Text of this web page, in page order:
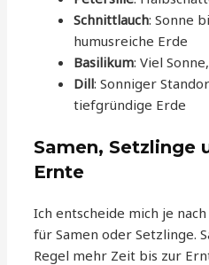
Schnittlauch: Sonne
humusreiche Erde
Basilikum: Viel
Dill: Sonniger
tiefgründige Erde
Samen, Setzlinge
Ernte
Ich entscheide mich je
für Samen oder Setzlinge.
Regel mehr Zeit bis zur